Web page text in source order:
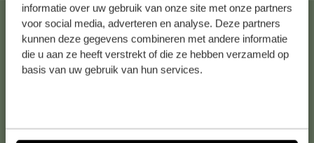
informatie over uw gebruik van onze site met onze partners
voor social media, adverteren en analyse. Deze partners
kunnen deze gegevens combineren met andere informatie
die u aan ze heeft verstrekt of die ze hebben verzameld op
basis van uw gebruik van hun services.
Alle 62 Geschäfte anzeigen
Kundenservice/Hilfe
Sie sich bitte an unseren Kundenservice. Oder lesen Sie hier